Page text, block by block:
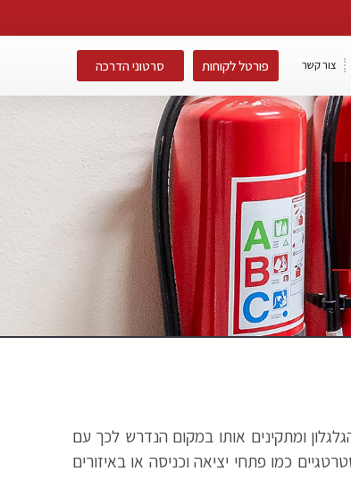
צור קשר פורטל לקוחות סרטוני הדרכה
ומתקינים אותו במקום הנדרש לכך עם
כמו פתחי יציאה וכניסה או באיזורים